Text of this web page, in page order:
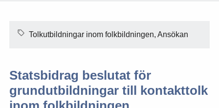
Tolkutbildningar inom folkbildningen, Ansökan
Statsbidrag beslutat för
grundutbildningar till kontakttolk